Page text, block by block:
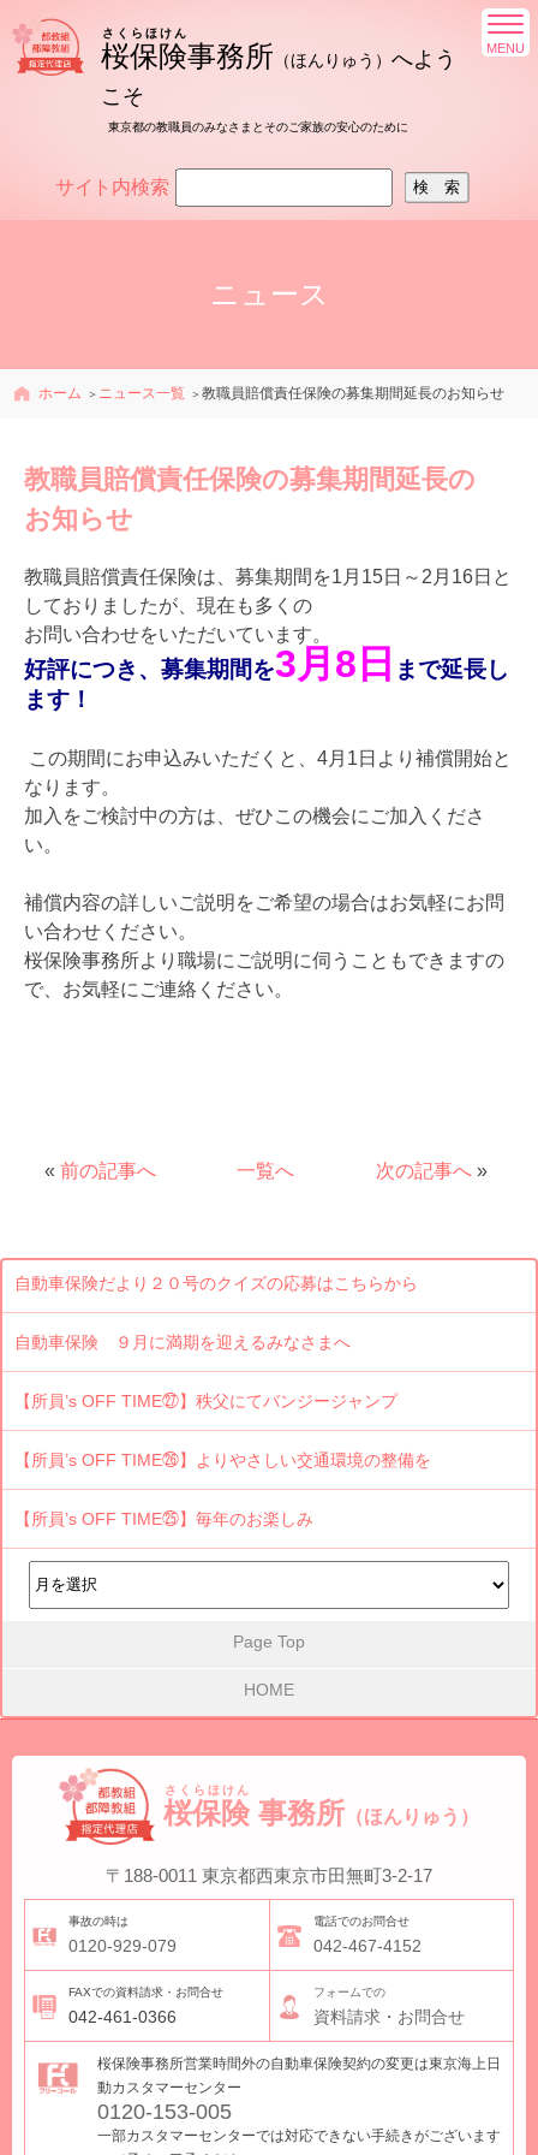
桜保険
さくらほけん
事務所 （ほんりゅう） へよう
こそ
東京都の教職員のみなさまとそのご家族の安心のために
サイト内検索
ニュース
ホーム ニュース一覧 教職員賠償責任保険の募集期間延長のお知らせ
教職員賠償責任保険の募集期間延長の
お知らせ
教職員賠償責任保険は、募集期間を1月15日～2月16日と
しておりましたが、現在も多くの
お問い合わせをいただいています。
好評につき、募集期間を3月8日 まで延長し
ます！
この期間にお申込みいただくと、4月1日より補償開始と
なります。
加入をご検討中の方は、ぜひこの機会にご加入くださ
い。
補償内容の詳しいご説明をご希望の場合はお気軽にお問
い合わせください。
桜保険事務所より職場にご説明に伺うこともできますの
で、お気軽にご連絡ください。
« 前の記事へ 一覧へ 次の記事へ»
自動車保険だより２０号のクイズの応募はこちらから
自動車保険 ９月に満期を迎えるみなさまへ
【所員’s OFF TIME㉗】秩父にてバンジージャンプ
【所員’s OFF TIME㉖】よりやさしい交通環境の整備を
【所員’s OFF TIME㉕】毎年のお楽しみ
Page Top
HOME
桜保険
さくらほけん
事務所 （ほんりゅう）
〒188-0011 東京都西東京市田無町3-2-17
事故の時は
0120-929-079
電話でのお問合せ
042-467-4152
FAXでの資料請求・お問合せ
042-461-0366
フォームでの
資料請求・お問合せ
桜保険事務所営業時間外の自動車保険契約の変更は東京海上日
動カスタマーセンター
0120-153-005
一部カスタマーセンターでは対応できない手続きがございます